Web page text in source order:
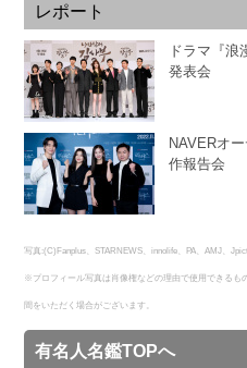
レポート
ドラマ『浪
発表会
NAVERオ
作報告会
写真:(C)Fanplus、STARNEWS、innolife、PA、AMJ、
※プロフィール写真は肖像権などの理由で使用できるも
間をいただく場合がございます。
有名人名鑑TOPへ